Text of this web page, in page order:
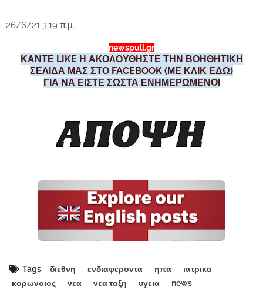
26/6/21 3:19 π.μ.
newspull.gr
ΚΑΝΤΕ LIKE Η ΑΚΟΛΟΥΘΗΣΤΕ ΤΗΝ ΒΟΗΘΗΤΙΚΗ
ΣΕΛΙΔΑ ΜΑΣ ΣΤΟ FACEBOOK (ΜΕ ΚΛΙΚ ΕΔΩ)
ΓΙΑ ΝΑ ΕΙΣΤΕ ΣΩΣΤΑ ΕΝΗΜΕΡΩΜΕΝΟΙ
Tags διεθνη ενδιαφεροντα ηπα
ιατρικα
κορωνοιος
νεα νεα ταξη υγεια news